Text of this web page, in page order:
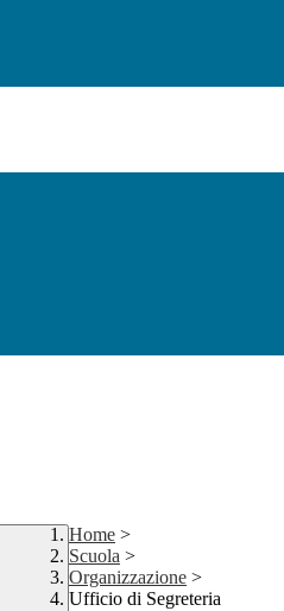
Home >
Scuola >
Organizzazione >
Ufficio di Segreteria